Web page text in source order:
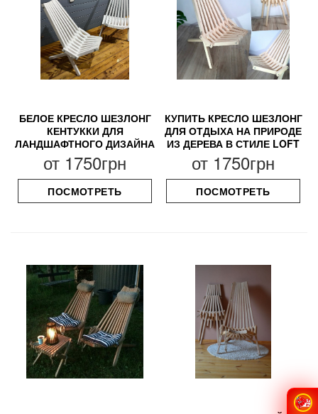
БЕЛОЕ КРЕСЛО ШЕЗЛОНГ
КЕНТУККИ ДЛЯ
ЛАНДШАФТНОГО ДИЗАЙНА
от 1750грн
ПОСМОТРЕТЬ
КУПИТЬ КРЕСЛО ШЕЗЛОНГ
ДЛЯ ОТДЫХА НА ПРИРОДЕ
ИЗ ДЕРЕВА В СТИЛЕ LOFT
от 1750грн
ПОСМОТРЕТЬ